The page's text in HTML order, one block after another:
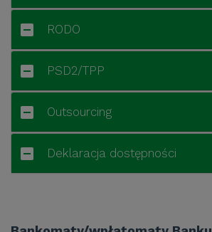
RODO
PSD2/TPP
Outsourcing
Deklaracja dostępności